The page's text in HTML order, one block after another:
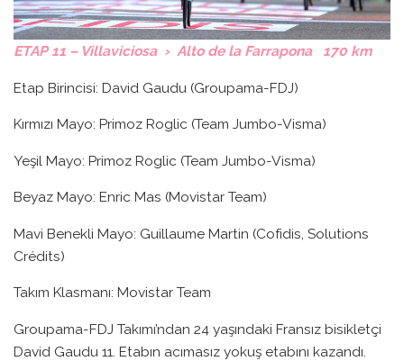
ETAP 11 – Villaviciosa › Alto de la Farrapona 170 km
Etap Birincisi: David Gaudu (Groupama-FDJ)
Kırmızı Mayo: Primoz Roglic (Team Jumbo-Visma)
Yeşil Mayo: Primoz Roglic (Team Jumbo-Visma)
Beyaz Mayo: Enric Mas (Movistar Team)
Mavi Benekli Mayo: Guillaume Martin (Cofidis, Solutions
Crédits)
Takım Klasmanı: Movistar Team
Groupama-FDJ Takımı’ndan 24 yaşındaki Fransız bisikletçi
David Gaudu 11. Etabın acımasız yokuş etabını kazandı.